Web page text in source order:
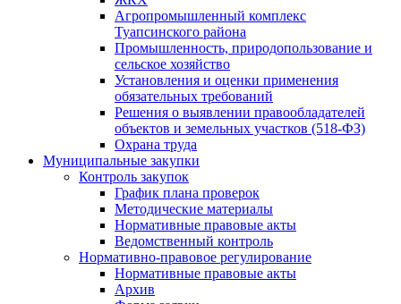
Агропромышленный комплекс
Туапсинского района
Промышленность, природопользование и
сельское хозяйство
Установления и оценки применения
обязательных требований
Решения о выявлении правообладателей
объектов и земельных участков (518-ФЗ)
Охрана труда
Муниципальные закупки
Контроль закупок
График плана проверок
Методические материалы
Нормативные правовые акты
Ведомственный контроль
Нормативно-правовое регулирование
Нормативные правовые акты
Архив